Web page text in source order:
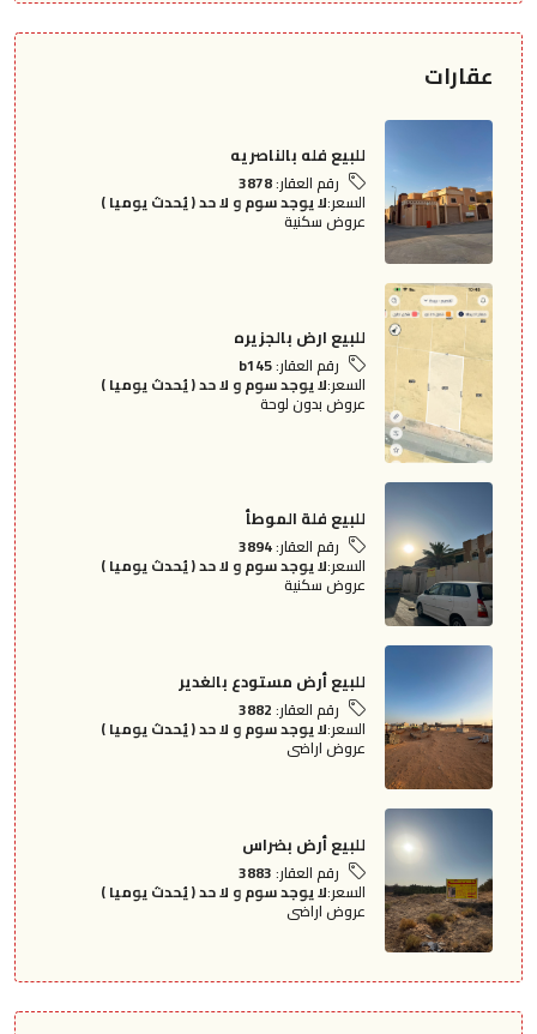
عقارات
للبيع فله بالناصريه
رقم العقار:3878
السعر:لا يوجد سوم و لا حد ( يُحدث يوميا )
عروض سكنية
للبيع ارض بالجزيره
رقم العقار:b145
السعر:لا يوجد سوم و لا حد ( يُحدث يوميا )
عروض بدون لوحة
للبيع فلة الموطأ
رقم العقار:3894
السعر:لا يوجد سوم و لا حد ( يُحدث يوميا )
عروض سكنية
للبيع أرض مستودع بالغدير
رقم العقار:3882
السعر:لا يوجد سوم و لا حد ( يُحدث يوميا )
عروض اراضى
للبيع أرض بضراس
رقم العقار:3883
السعر:لا يوجد سوم و لا حد ( يُحدث يوميا )
عروض اراضى